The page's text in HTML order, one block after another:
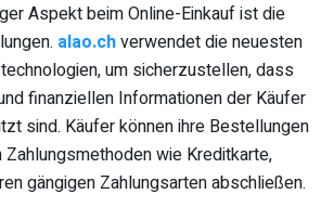
Aspekt beim Online-Einkauf ist die
alao.chverwendet die neuesten
um sicherzustellen, dass
finanziellen Informationen der Käufer
sind. Käufer können ihre Bestellungen
wie Kreditkarte,
gängigen Zahlungsarten abschließen.